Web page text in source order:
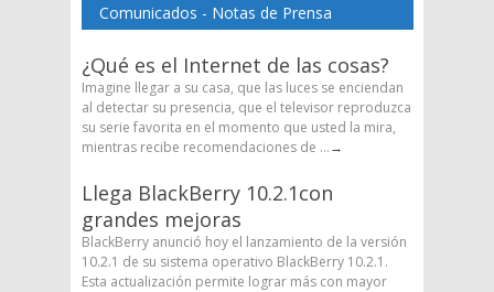
Comunicados - Notas de Prensa
¿Qué es el Internet de las cosas?
Imagine llegar a su casa, que las luces se enciendan
al detectar su presencia, que el televisor reproduzca
su serie favorita en el momento que usted la mira,
mientras recibe recomendaciones de ...→
Llega BlackBerry 10.2.1con
grandes mejoras
BlackBerry anunció hoy el lanzamiento de la versión
10.2.1 de su sistema operativo BlackBerry 10.2.1.
Esta actualización permite lograr más con mayor